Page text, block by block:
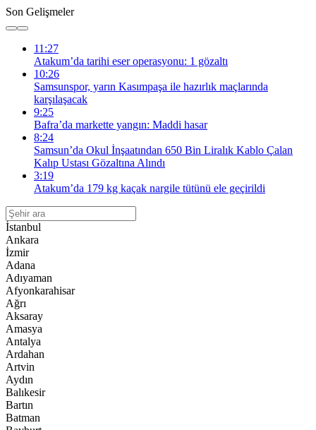
Son Gelişmeler
11:27
Atakum’da tarihi eser operasyonu: 1 gözaltı
10:26
Samsunspor, yarın Kasımpaşa ile hazırlık maçlarında
karşılaşacak
9:25
Bafra’da markette yangın: Maddi hasar
8:24
Samsun’da Okul İnşaatından 650 Bin Liralık Kablo Çalan
Kalıp Ustası Gözaltına Alındı
3:19
Atakum’da 179 kg kaçak nargile tütünü ele geçirildi
İstanbul
Ankara
İzmir
Adana
Adıyaman
Afyonkarahisar
Ağrı
Aksaray
Amasya
Antalya
Ardahan
Artvin
Aydın
Balıkesir
Bartın
Batman